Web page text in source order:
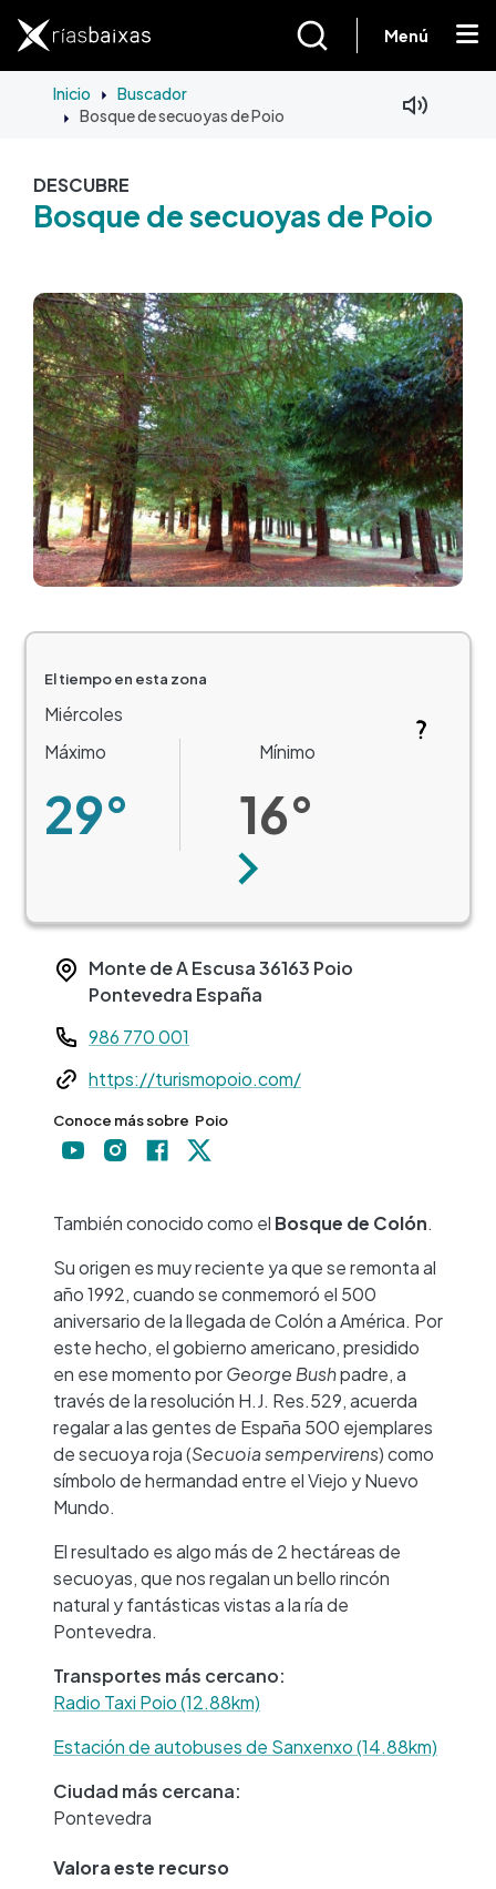
Menú
Inicio Buscador
Bosque de secuoyas de Poio
DESCUBRE
Bosque de secuoyas de Poio
Imagen
El tiempo en esta zona
Miércoles
Máximo
29°
Mínimo
16°
Siguiente
Monte de A Escusa36163 Poio
Pontevedra España
Teléfono
986 770 001
Webhttps://turismopoio.com/
Conoce más sobre Poio
También conocido como el Bosque de Colón.
Su origen es muy reciente ya que se remonta al
año 1992, cuando se conmemoró el 500
aniversario de la llegada de Colón a América. Por
este hecho, el gobierno americano, presidido
en ese momento porGeorge Bushpadre, a
través de la resolución H.J. Res.529, acuerda
regalar a las gentes de España 500 ejemplares
de secuoya roja (Secuoia sempervirens) como
símbolo de hermandad entre el Viejo y Nuevo
Mundo.
El resultado es algo más de 2 hectáreas de
secuoyas, que nos regalan un bello rincón
natural y fantásticas vistas a la ría de
Pontevedra.
Transportes más cercano:
Radio Taxi Poio (12.88km)
Estación de autobuses de Sanxenxo (14.88km)
Ciudad más cercana:
Pontevedra
Valora este recurso